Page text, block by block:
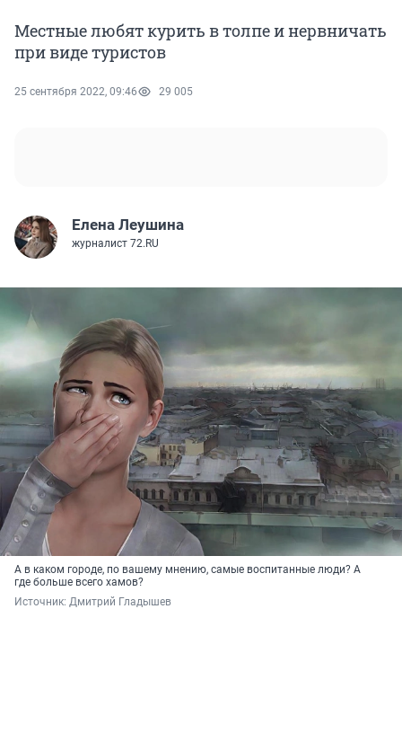
Местные любят курить в толпе и нервничать
при виде туристов
25 сентября 2022, 09:46 29 005
Елена Леушина
журналист 72.RU
А в каком городе, по вашему мнению, самые воспитанные люди? А
где больше всего хамов?
Источник: Дмитрий Гладышев